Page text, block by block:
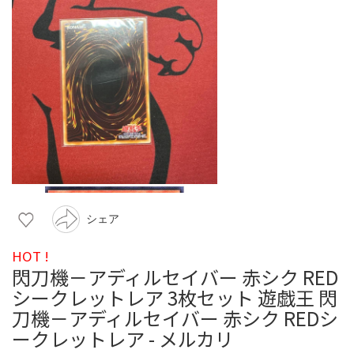
シェア
HOT !
閃刀機－アディルセイバー 赤シク RED
シークレットレア 3枚セット 遊戯王 閃
刀機－アディルセイバー 赤シク REDシ
ークレットレア - メルカリ